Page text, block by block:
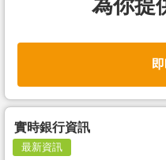
為你提
實時銀行資訊
最新資訊